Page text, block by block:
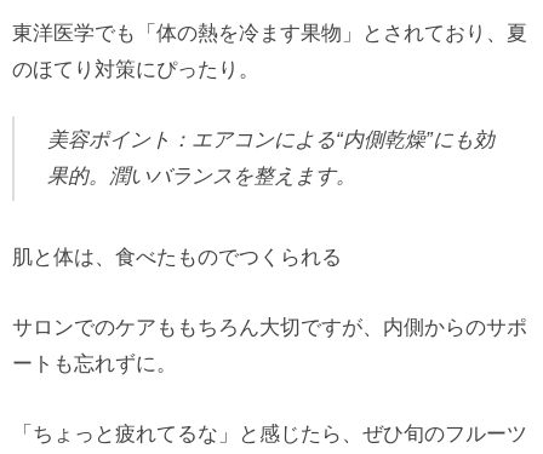
東洋医学でも「体の熱を冷ます果物」とされており、夏
のほてり対策にぴったり。
美容ポイント：エアコンによる“内側乾燥”にも効
果的。潤いバランスを整えます。
肌と体は、食べたものでつくられる
サロンでのケアももちろん大切ですが、内側からのサポ
ートも忘れずに。
「ちょっと疲れてるな」と感じたら、ぜひ旬のフルーツ